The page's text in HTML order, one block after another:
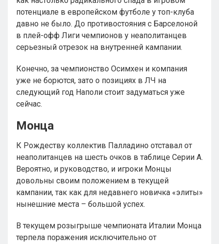
потенциале в европейском футболе у топ-клуба
давно не было. До противостояния с Барселоной
в плей-офф Лиги чемпионов у неаполитанцев
серьезный отрезок на внутренней кампании.
Конечно, за чемпионство Осимхен и компания
уже не борются, зато о позициях в ЛЧ на
следующий год Наполи стоит задуматься уже
сейчас.
Монца
К Рождеству коллектив Палладино отставал от
неаполитанцев на шесть очков в таблице Серии А.
Вероятно, и руководство, и игроки Монцы
довольны своим положением в текущей
кампании, так как для недавнего новичка «элиты»
нынешние места – большой успех.
В текущем розыгрыше чемпионата Италии Монца
терпела поражения исключительно от